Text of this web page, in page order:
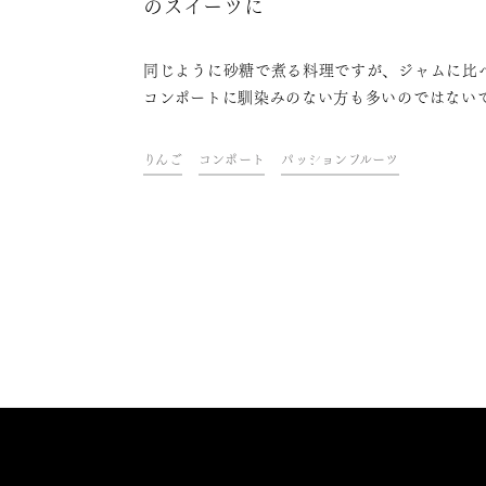
のスイーツに
同じように砂糖で煮る料理ですが、ジャムに比
コンポートに馴染みのない方も多いのではない
も簡単。それでいて果物をワンランク上のスイ
に変身させてくれるのです。定番の白ワインで作
りんご コンポート パッションフルーツ